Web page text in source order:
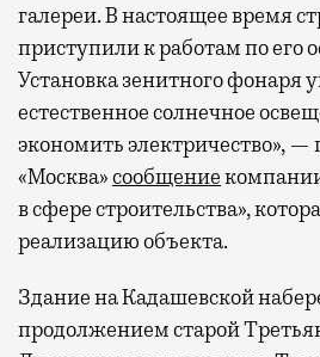
галереи. В настоящее время
приступили к работам по его
Установка зенитного фонаря
естественное солнечное
экономить электричество», —
«Москва»сообщение
в сфере строительства»,
реализацию объекта.
Здание на Кадашевской
продолжением старой